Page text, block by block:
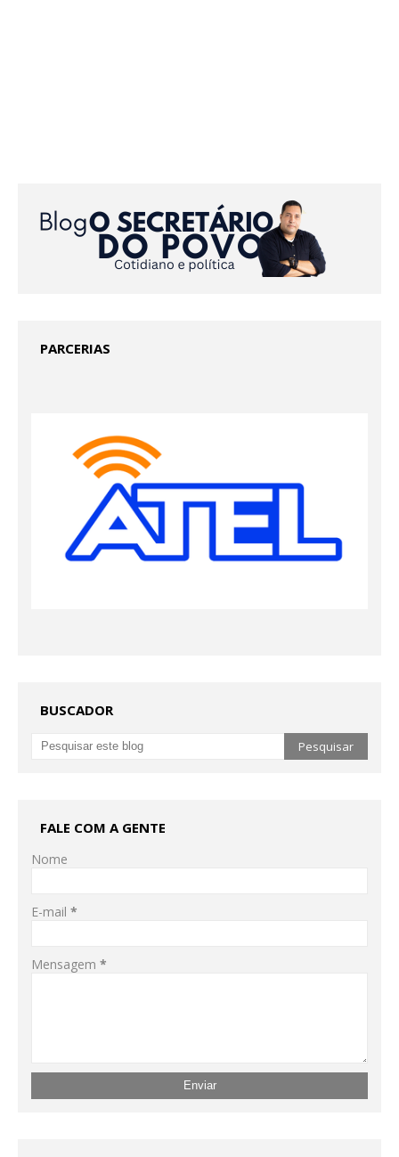
PARCERIAS
BUSCADOR
FALE COM A GENTE
Nome
E-mail *
Mensagem *